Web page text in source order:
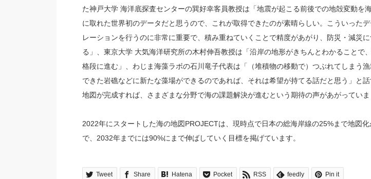
た神戸大学 海洋底探査センターの巽好幸客員教授は「地震が起こる前後での地殻変動を
に取れた世界初のデータだと思うので、これが取得できたのが素晴らしい。こういった
レーションを行うのに非常に重要で、積み重ねていくことで精度があがり、防災・減災
る」、東京大学 大気海洋研究所の木村伸吾教授は「沿岸の地形がきちんとわかることで
格段に進む」、わじま海藻ラボの石川竜子代表は「（堆積物の移動で）つぶれてしまう漁
できた岩礁などに新たな藻場ができるのであれば、それは希望が持てる話だと思う」と
地図が完成すれば、さまざまな分野で海の課題解決が進むという期待の声があがっていま
2022年にスタートした海の地図PROJECTは、現時点で日本の総海岸線の25%まで地図化
で、2032年までには90%にまで伸ばしていく目標を掲げています。
Tweet Share Hatena Pocket RSS feedly Pin it